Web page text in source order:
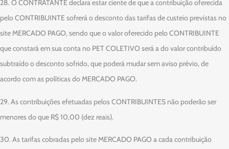
28. O CONTRATANTE declara estar ciente de que a contribuição oferecida
pelo CONTRIBUINTE sofrerá o desconto das tarifas de custeio previstas no
site MERCADO PAGO, sendo que o valor oferecido pelo CONTRIBUINTE
que constará em sua conta no PET COLETIVO será a do valor contribuído
subtraído o desconto sofrido, que poderá mudar sem aviso prévio, de
acordo com as políticas do MERCADO PAGO.
29. As contribuições efetuadas pelos CONTRIBUINTES não poderão ser
menores do que R$ 10,00 (dez reais).
30. As tarifas cobradas pelo site MERCADO PAGO a cada contribuição